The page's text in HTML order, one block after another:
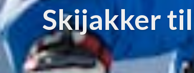
Skijakker